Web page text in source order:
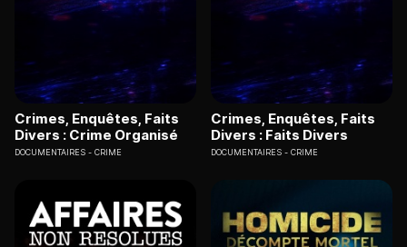
Crimes, Enquêtes, Faits
Divers : Crime Organisé
DOCUMENTAIRES CRIME
Crimes, Enquêtes, Faits
Divers : Faits Divers
DOCUMENTAIRES CRIME